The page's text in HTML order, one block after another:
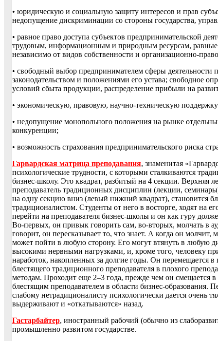
• юридическую и социальную защиту интересов и прав
недопущение дискриминации со стороны государства,
• равное право доступа субъектов предпринимательской
трудовым, информационным и природным ресурсам, равные
независимо от видов собственности и организационно-
• свободный выбор предпринимателем сферы деятельности
законодательством и положениями его устава; свободное
условий сбыта продукции, распределение прибыли на
• экономическую, правовую, научно-техническую
• недопущение монопольного положения на рынке
конкуренции;
• возможность страхования предпринимательского риска
Гарвардская матрица преподавания, знаменитая
психологические трудности, с которыми сталкиваются
бизнес-школу. Это квадрат, разбитый на 4 секции. Верхняя
преподаватель традиционных дисциплин (лекции,
на одну секцию вниз (левый нижний квадрат), становится
традиционалистом. Студенты от него в восторге, ходят на
перейти на преподавателя бизнес-школы и он как гуру
Во-первых, он привык говорить сам, во-вторых, молчать в
говорит, он пересказывает то, что знает. А когда он
может пойти в любую сторону. Его могут втянуть в любую
высокими нервными нагрузками, и, кроме того, человеку
наработок, накопленных за долгие годы. Он перемещается
блестящего традиционного преподавателя в плохого
методам. Проходит еще 2–3 года, прежде чем он смещается
блестящим преподавателем в области бизнес-образования.
слабому нетрадиционалисту психологически дается очень
выдерживают и «откатываются» назад.
Гастарбайтер, иностранный рабочий (обычно из
промышленно развитом государстве.